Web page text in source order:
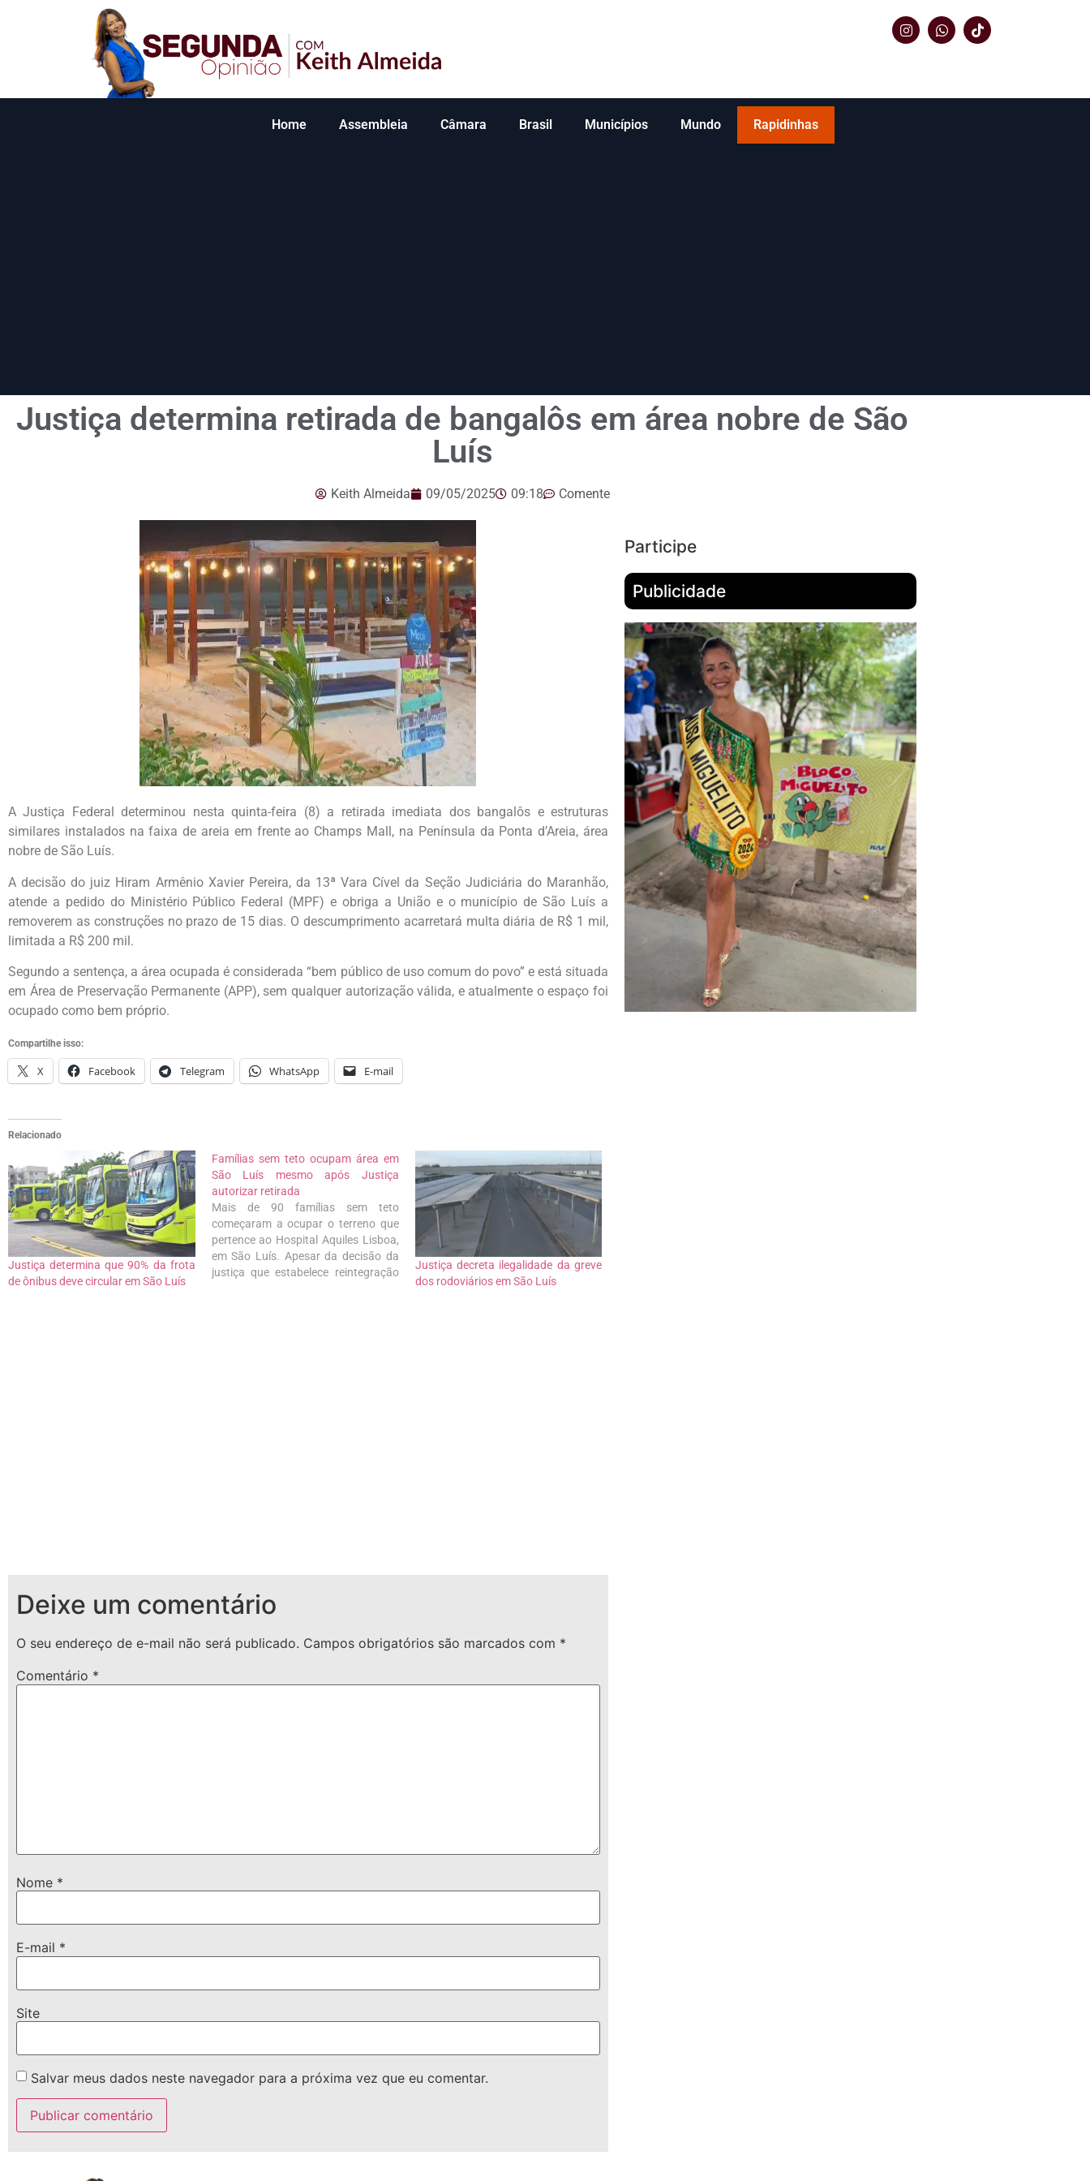
Home Assembleia Câmara Brasil Municípios Mundo Rapidinhas
Justiça determina retirada de bangalôs em área nobre de São
Luís
Keith Almeida 09/05/2025 09:18 Comente
A Justiça Federal determinou nesta quinta-feira (8) a retirada imediata dos bangalôs e estruturas
similares instalados na faixa de areia em frente ao Champs Mall, na Península da Ponta d’Areia, área
nobre de São Luís.
A decisão do juiz Hiram Armênio Xavier Pereira, da 13ª Vara Cível da Seção Judiciária do Maranhão,
atende a pedido do Ministério Público Federal (MPF) e obriga a União e o município de São Luís a
removerem as construções no prazo de 15 dias. O descumprimento acarretará multa diária de R$ 1 mil,
limitada a R$ 200 mil.
Segundo a sentença, a área ocupada é considerada “bem público de uso comum do povo” e está situada
em Área de Preservação Permanente (APP), sem qualquer autorização válida, e atualmente o espaço foi
ocupado como bem próprio.
Compartilhe isso:
X Facebook Telegram WhatsApp E-mail
Relacionado
Justiça determina que 90% da frota
de ônibus deve circular em São Luís
Famílias sem teto ocupam área em
São Luís mesmo após Justiça
autorizar retirada
Mais de 90 famílias sem teto
começaram a ocupar o terreno que
pertence ao Hospital Aquiles Lisboa,
em São Luís. Apesar da decisão da
justiça que estabelece reintegração
Justiça decreta ilegalidade da greve
dos rodoviários em São Luís
Deixe um comentário
O seu endereço de e-mail não será publicado. Campos obrigatórios são marcados com *
Comentário *
Nome *
E-mail *
Site
Salvar meus dados neste navegador para a próxima vez que eu comentar.
Participe
Publicidade